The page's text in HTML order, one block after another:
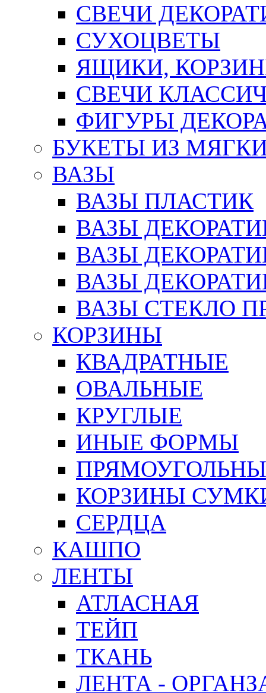
СВЕЧИ
СУХОЦВЕТЫ
ЯЩИКИ,
СВЕЧИ
ФИГУРЫ
БУКЕТЫ ИЗ
ВАЗЫ
ВАЗЫ ПЛАСТИК
ВАЗЫ
ВАЗЫ
ВАЗЫ
ВАЗЫ СТЕКЛО
КОРЗИНЫ
КВАДРАТНЫЕ
ОВАЛЬНЫЕ
КРУГЛЫЕ
ИНЫЕ ФОРМЫ
КОРЗИНЫ
СЕРДЦА
КАШПО
ЛЕНТЫ
АТЛАСНАЯ
ТЕЙП
ТКАНЬ
ЛЕНТА -